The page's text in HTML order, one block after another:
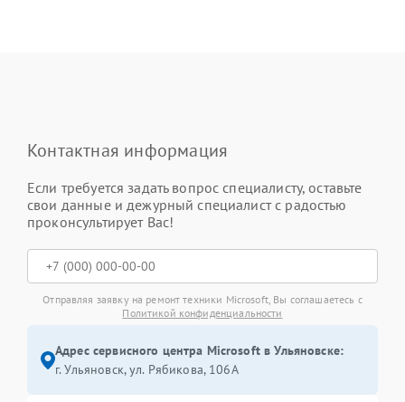
Контактная информация
Если требуется задать вопрос специалисту, оставьте
свои данные и дежурный специалист с радостью
проконсультирует Вас!
Отправляя заявку на ремонт техники Microsoft, Вы соглашаетесь с
Политикой конфиденциальности
Адрес сервисного центра Microsoft в Ульяновске:
г. Ульяновск, ул. Рябикова, 106А